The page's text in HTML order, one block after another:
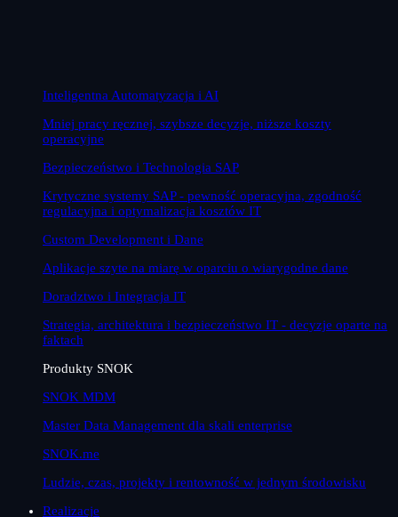
Inteligentna Automatyzacja i AI
Mniej pracy ręcznej, szybsze decyzje, niższe koszty
operacyjne
Bezpieczeństwo i Technologia SAP
Krytyczne systemy SAP - pewność operacyjna, zgodność
regulacyjna i optymalizacja kosztów IT
Custom Development i Dane
Aplikacje szyte na miarę w oparciu o wiarygodne dane
Doradztwo i Integracja IT
Strategia, architektura i bezpieczeństwo IT - decyzje oparte na
faktach
Produkty SNOK
SNOK MDM
Master Data Management dla skali enterprise
SNOK.me
Ludzie, czas, projekty i rentowność w jednym środowisku
Realizacje